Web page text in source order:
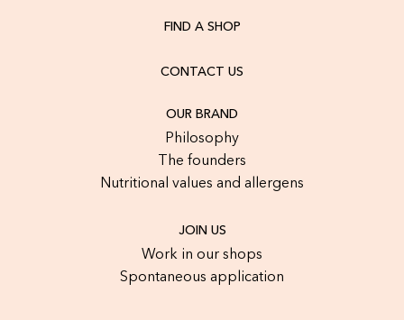
FIND A SHOP
CONTACT US
OUR BRAND
Philosophy
The founders
Nutritional values and allergens
JOIN US
Work in our shops
Spontaneous application